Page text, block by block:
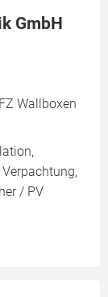
GmbH
Wallboxen
/ PV